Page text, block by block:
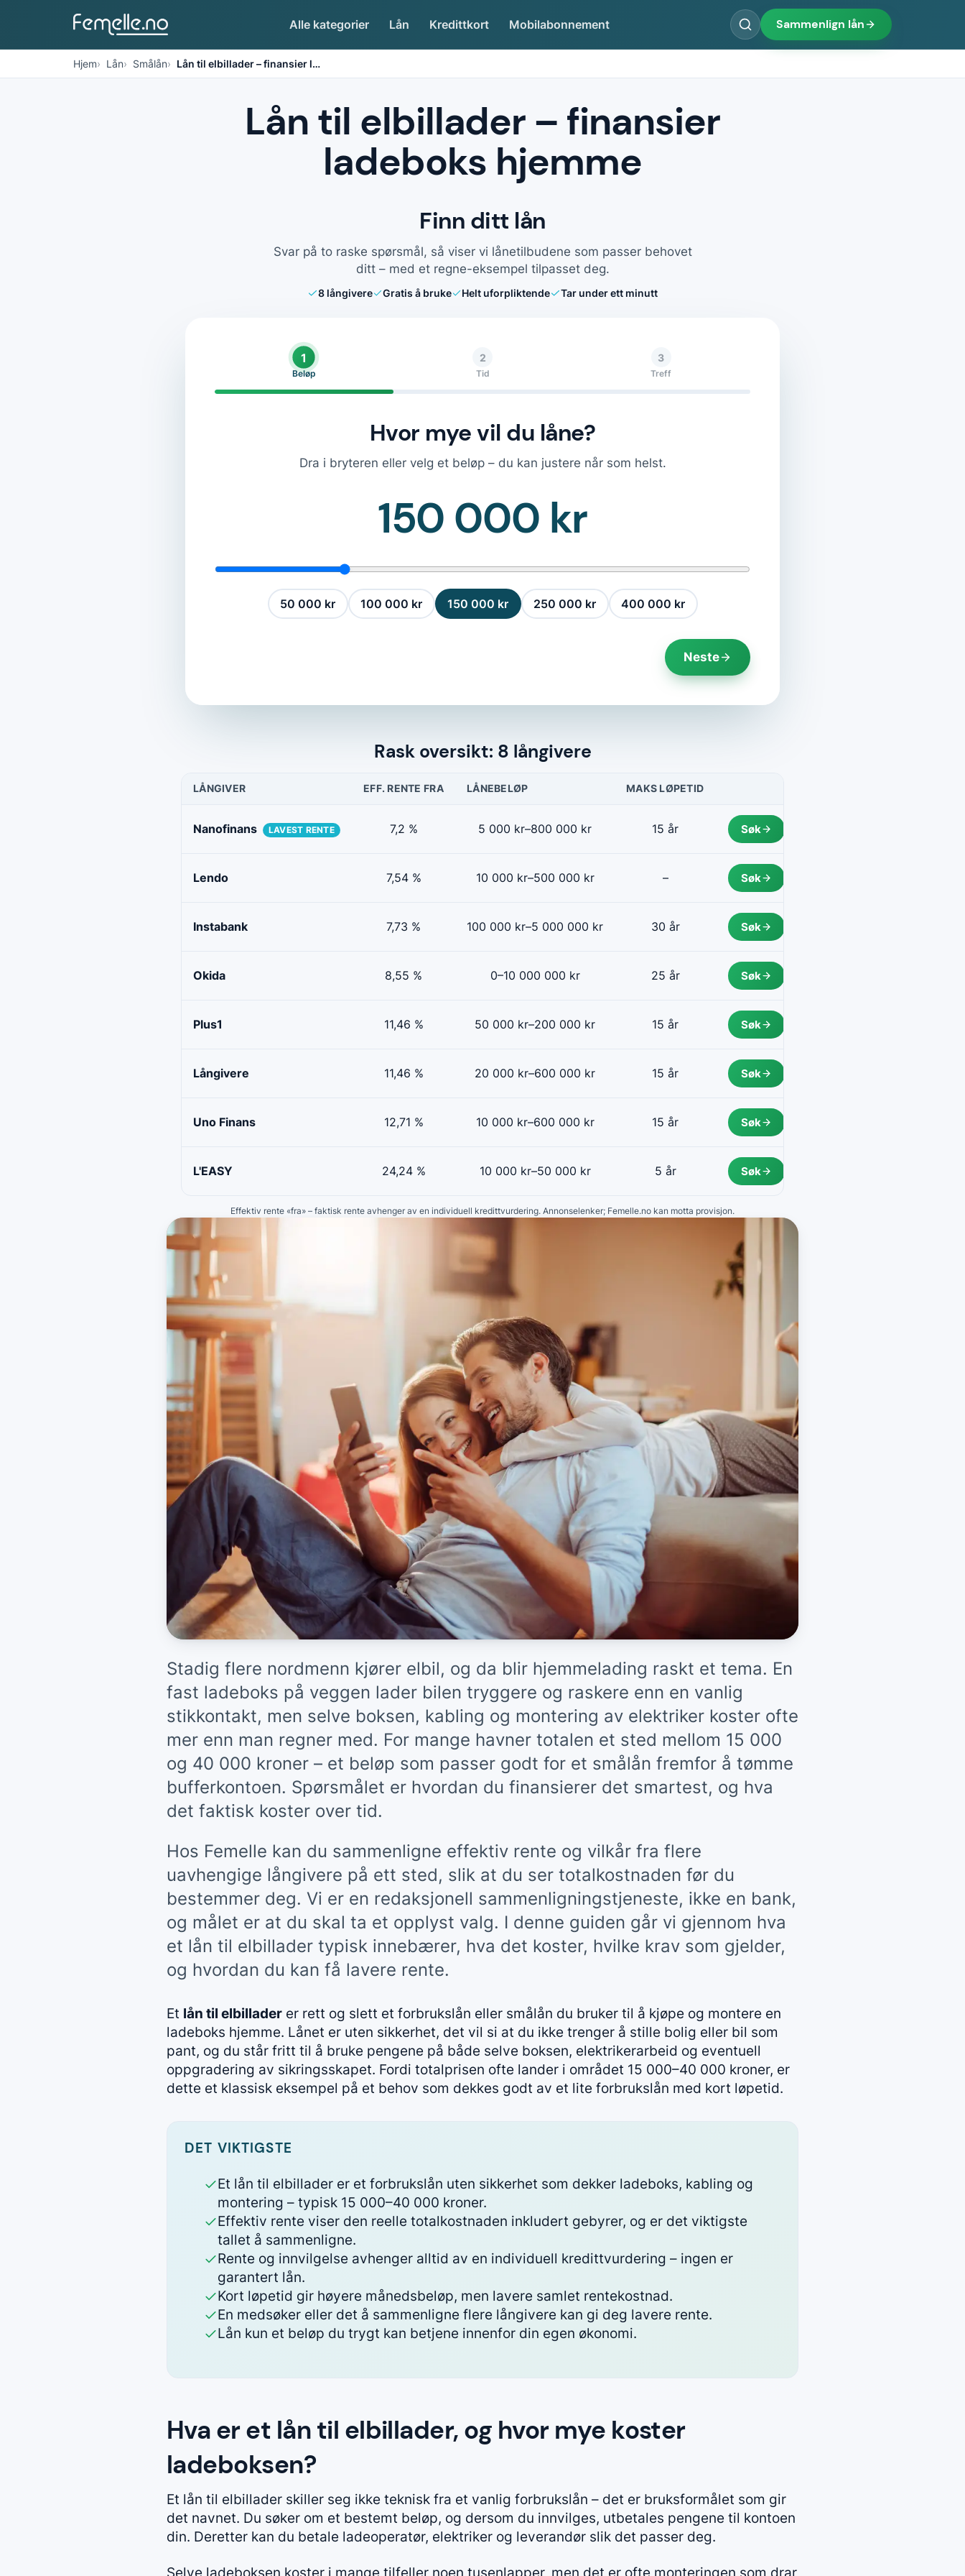
Alle kategorier Lån Kredittkort Mobilabonnement Sammenlign lån
Hjem Lån Smålån Lån til elbillader – finansier l…
Lån til elbillader – finansier
ladeboks hjemme
Finn ditt lån
Svar på to raske spørsmål, så viser vi lånetilbudene som passer behovet
ditt – med et regne-eksempel tilpasset deg.
8långivere Gratis å bruke Helt uforpliktende Tar under ett minutt
1
Beløp
2
Tid
3
Treff
Hvor mye vil du låne?
Dra i bryteren eller velg et beløp – du kan justere når som helst.
150 000 kr
50 000 kr 100 000 kr 150 000 kr 250 000 kr 400 000 kr
Neste
Rask oversikt: 8 långivere
LÅNGIVER EFF. RENTE FRA LÅNEBELØP MAKS LØPETID
Nanofinans LAVEST RENTE 7,2 % 5 000 kr–800 000 kr 15 år Søk
Lendo 7,54 % 10 000 kr–500 000 kr – Søk
Instabank 7,73 % 100 000 kr–5 000 000 kr 30 år Søk
Okida 8,55 % 0–10 000 000 kr 25 år Søk
Plus1 11,46 % 50 000 kr–200 000 kr 15 år Søk
Långivere 11,46 % 20 000 kr–600 000 kr 15 år Søk
Uno Finans 12,71 % 10 000 kr–600 000 kr 15 år Søk
L'EASY 24,24 % 10 000 kr–50 000 kr 5 år Søk
Effektiv rente «fra» – faktisk rente avhenger av en individuell kredittvurdering. Annonselenker; Femelle.no kan motta provisjon.
Stadig flere nordmenn kjører elbil, og da blir hjemmelading raskt et tema. En
fast ladeboks på veggen lader bilen tryggere og raskere enn en vanlig
stikkontakt, men selve boksen, kabling og montering av elektriker koster ofte
mer enn man regner med. For mange havner totalen et sted mellom 15 000
og 40 000 kroner – et beløp som passer godt for et smålån fremfor å tømme
bufferkontoen. Spørsmålet er hvordan du finansierer det smartest, og hva
det faktisk koster over tid.
Hos Femelle kan du sammenligne effektiv rente og vilkår fra flere
uavhengige långivere på ett sted, slik at du ser totalkostnaden før du
bestemmer deg. Vi er en redaksjonell sammenligningstjeneste, ikke en bank,
og målet er at du skal ta et opplyst valg. I denne guiden går vi gjennom hva
et lån til elbillader typisk innebærer, hva det koster, hvilke krav som gjelder,
og hvordan du kan få lavere rente.
Et lån til elbillader er rett og slett et forbrukslån eller smålån du bruker til å kjøpe og montere en
ladeboks hjemme. Lånet er uten sikkerhet, det vil si at du ikke trenger å stille bolig eller bil som
pant, og du står fritt til å bruke pengene på både selve boksen, elektrikerarbeid og eventuell
oppgradering av sikringsskapet. Fordi totalprisen ofte lander i området 15 000–40 000 kroner, er
dette et klassisk eksempel på et behov som dekkes godt av et lite forbrukslån med kort løpetid.
DET VIKTIGSTE
Et lån til elbillader er et forbrukslån uten sikkerhet som dekker ladeboks, kabling og
montering – typisk 15 000–40 000 kroner.
Effektiv rente viser den reelle totalkostnaden inkludert gebyrer, og er det viktigste
tallet å sammenligne.
Rente og innvilgelse avhenger alltid av en individuell kredittvurdering – ingen er
garantert lån.
Kort løpetid gir høyere månedsbeløp, men lavere samlet rentekostnad.
En medsøker eller det å sammenligne flere långivere kan gi deg lavere rente.
Lån kun et beløp du trygt kan betjene innenfor din egen økonomi.
Hva er et lån til elbillader, og hvor mye koster
ladeboksen?
Et lån til elbillader skiller seg ikke teknisk fra et vanlig forbrukslån – det er bruksformålet som gir
det navnet. Du søker om et bestemt beløp, og dersom du innvilges, utbetales pengene til kontoen
din. Deretter kan du betale ladeoperatør, elektriker og leverandør slik det passer deg.